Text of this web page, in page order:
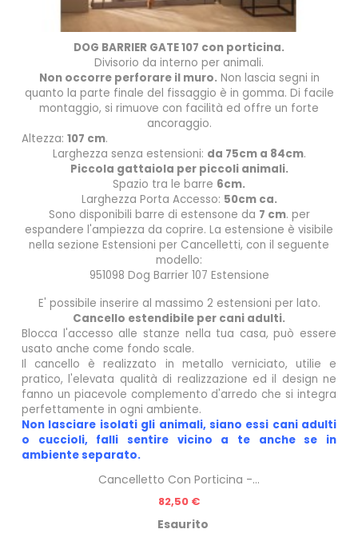
DOG BARRIER GATE 107 con porticina.
Divisorio da interno per animali.
Non occorre perforare il muro. Non lascia segni in
quanto la parte finale del fissaggio è in gomma. Di facile
montaggio, si rimuove con facilità ed offre un forte
ancoraggio.
Altezza: 107 cm.
Larghezza senza estensioni: da 75cm a 84cm.
Piccola gattaiola per piccoli animali.
Spazio tra le barre 6cm.
Larghezza Porta Accesso: 50cm ca.
Sono disponibili barre di estensone da 7 cm. per
espandere l'ampiezza da coprire. La estensione è visibile
nella sezione Estensioni per Cancelletti, con il seguente
modello:
951098 Dog Barrier 107 Estensione
E' possibile inserire al massimo 2 estensioni per lato.
Cancello estendibile per cani adulti.
Blocca l'accesso alle stanze nella tua casa, può essere
usato anche come fondo scale.
Il cancello è realizzato in metallo verniciato, utilie e
pratico, l'elevata qualità di realizzazione ed il design ne
fanno un piacevole complemento d'arredo che si integra
perfettamente in ogni ambiente.
Non lasciare isolati gli animali, siano essi cani adulti
o cuccioli, falli sentire vicino a te anche se in
ambiente separato.
Cancelletto Con Porticina -...
Prezzo
82,50 €
Esaurito